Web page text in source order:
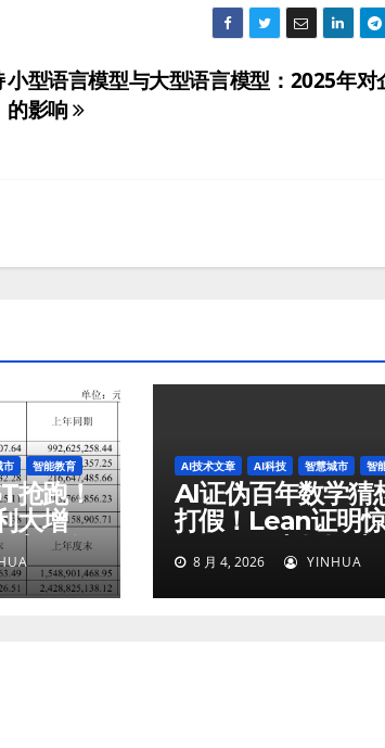
小型语言模型与大型语言模型：2025年对
的影响
市 智能教育
抢跑！
大增
入狂飙
AI技术文章 AI科技 智慧城市 智
AI证伪百年数学猜
打假！Lean证明
漏洞，哥大教授破
8 月 4, 2026 YINHUA